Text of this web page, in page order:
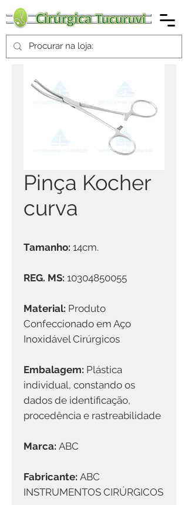
Pinça Kocher
curva
Tamanho: 14cm.
REG. MS: 10304850055
Material: Produto
Confeccionado em Aço
Inoxidável Cirúrgicos
Embalagem: Plástica
individual, constando os
dados de identificação,
procedência e rastreabilidade
Marca: ABC
Fabricante: ABC
INSTRUMENTOS CIRÚRGICOS